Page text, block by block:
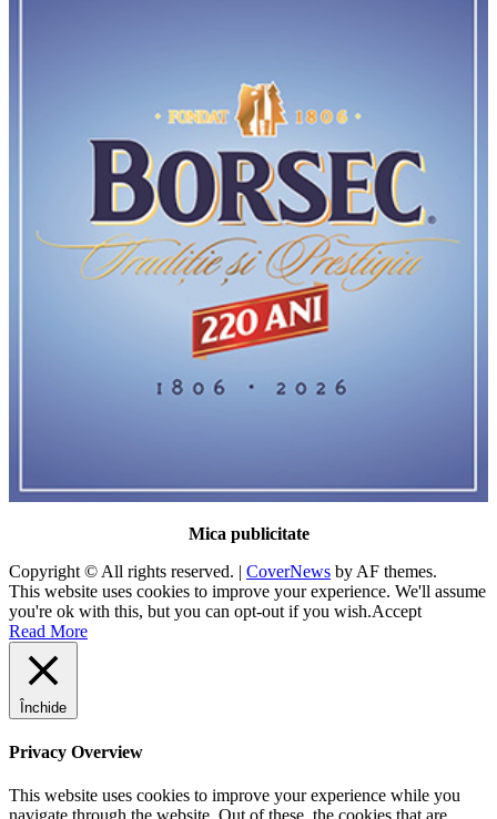
Mica publicitate
Copyright © All rights reserved. | CoverNews by AF themes.
This website uses cookies to improve your experience. We'll assume
you're ok with this, but you can opt-out if you wish.Accept
Read More
Închide
Privacy Overview
This website uses cookies to improve your experience while you